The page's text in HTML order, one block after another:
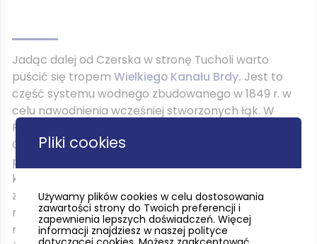
Jadąc dalej od Czerska w stronę Tucholi warto
puścić się tropem Wielkiego Kanału Brdy. Jest to
część systemu wodnego zbudowanego w 1849 r. w
celu nawodnienia wcześniej stworzonych łąk. W
Fojutowie Kanał poprowadzono akweduktem ponad
Czerską Strugą. Lustro tej ostatniej leży prawie 9 m
pod kanałem. Obok budynek dawnej strażnicy
kanałowej. Nieopodal tego zabytku hydrotechniki
znajdziemy Zajazd Fojutowo, w którym zadbano o
moc atrakcji. Jest tu hotel i restauracja, a nawet
mały browar. Latem funkcjonują otwarte baseny,
Pliki cookies
Używamy plików cookies w celu dostosowania
zawartości strony do Twoich preferencji i
zapewnienia lepszych doświadczeń. Więcej
informacji znajdziesz w naszej polityce